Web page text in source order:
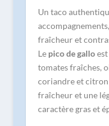
Un taco
fraîcheur et
Le pico de galloest
tomates fraîches,
coriandre et
fraîcheur et une
caractère gras et